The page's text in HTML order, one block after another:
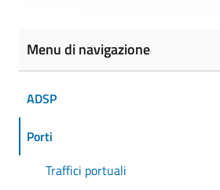
Menu di navigazione
ADSP
Porti
Traffici portuali